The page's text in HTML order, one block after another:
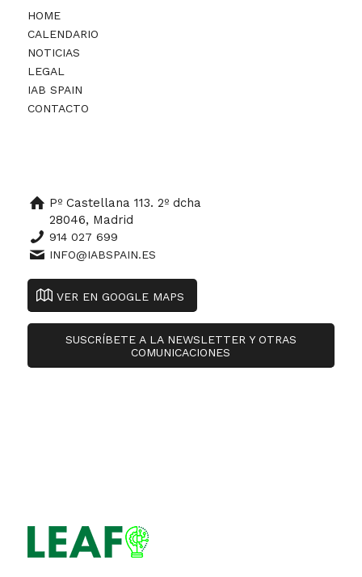
HOME
CALENDARIO
NOTICIAS
LEGAL
IAB SPAIN
CONTACTO
Pº Castellana 113. 2º dcha
28046, Madrid
914 027 699
INFO@IABSPAIN.ES
VER EN GOOGLE MAPS
SUSCRÍBETE A LA NEWSLETTER Y OTRAS
COMUNICACIONES